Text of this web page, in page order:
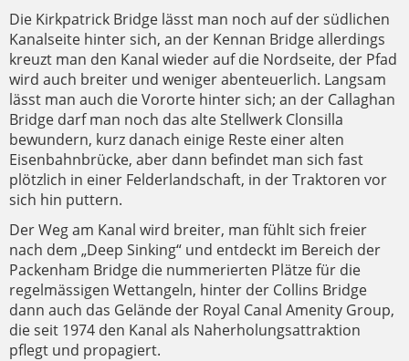
Die Kirkpatrick Bridge lässt man noch auf der südlichen
Kanalseite hinter sich, an der Kennan Bridge allerdings
kreuzt man den Kanal wieder auf die Nordseite, der Pfad
wird auch breiter und weniger abenteuerlich. Langsam
lässt man auch die Vororte hinter sich; an der Callaghan
Bridge darf man noch das alte Stellwerk Clonsilla
bewundern, kurz danach einige Reste einer alten
Eisenbahnbrücke, aber dann befindet man sich fast
plötzlich in einer Felderlandschaft, in der Traktoren vor
sich hin puttern.
Der Weg am Kanal wird breiter, man fühlt sich freier
nach dem „Deep Sinking“ und entdeckt im Bereich der
Packenham Bridge die nummerierten Plätze für die
regelmässigen Wettangeln, hinter der Collins Bridge
dann auch das Gelände der Royal Canal Amenity Group,
die seit 1974 den Kanal als Naherholungsattraktion
pflegt und propagiert.